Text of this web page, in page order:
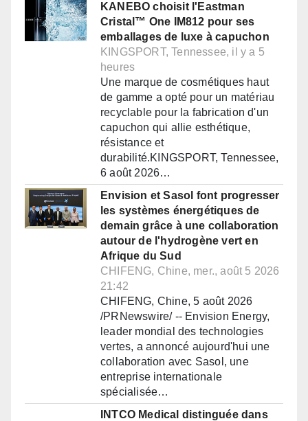
KANEBO choisit l'Eastman
Cristal™ One IM812 pour ses
emballages de luxe à capuchon
KINGSPORT, Tennessee, il y a 5
heures
Une marque de cosmétiques haut
de gamme a opté pour un matériau
recyclable pour la fabrication d'un
capuchon qui allie esthétique,
résistance et
durabilité.KINGSPORT, Tennessee,
6 août 2026…
Envision et Sasol font progresser
les systèmes énergétiques de
demain grâce à une collaboration
autour de l'hydrogène vert en
Afrique du Sud
CHIFENG, Chine, mer., août 5 2026
21:42
CHIFENG, Chine, 5 août 2026
/PRNewswire/ -- Envision Energy,
leader mondial des technologies
vertes, a annoncé aujourd'hui une
collaboration avec Sasol, une
entreprise internationale
spécialisée…
INTCO Medical distinguée dans